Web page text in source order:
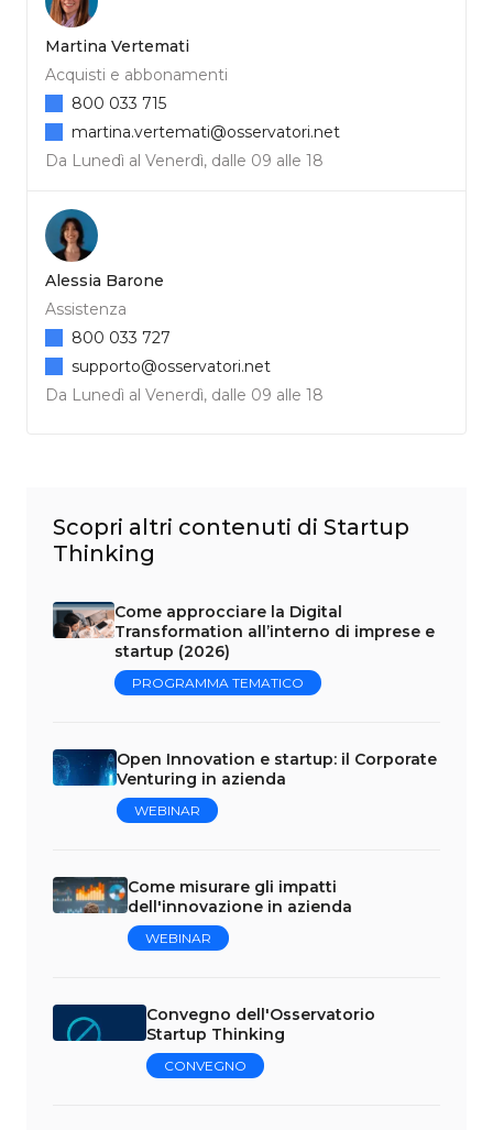
Martina Vertemati
Acquisti e abbonamenti
Da Lunedì al Venerdì, dalle 09 alle 18
800 033 715
martina.vertemati@osservatori.net
Alessia Barone
Assistenza
Da Lunedì al Venerdì, dalle 09 alle 18
800 033 727
supporto@osservatori.net
Scopri altri contenuti di Startup
Thinking
Come approcciare la Digital
Transformation all’interno di imprese e
startup (2026)
PROGRAMMA TEMATICO
Open Innovation e startup: il Corporate
Venturing in azienda
WEBINAR
Come misurare gli impatti
dell'innovazione in azienda
WEBINAR
Convegno dell'Osservatorio
Startup Thinking
CONVEGNO